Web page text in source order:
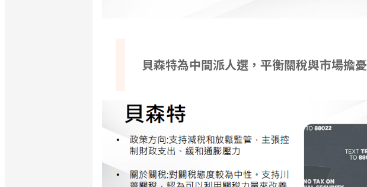
貝森特為中間派人選，平衡關稅與市場擔憂